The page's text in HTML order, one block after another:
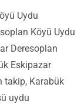
Uydu
Köyü Uydu
Deresoplan
Eskipazar
takip, Karabük
uydu